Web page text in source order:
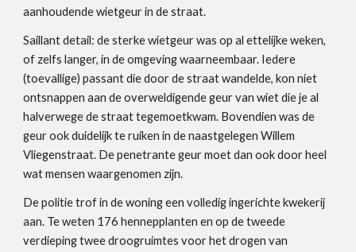
aanhoudendewietgeur in de straat.
Saillant detail: de sterke wietgeur was op al ettelijke weken,
of zelfs langer, in de omgeving waarneembaar. Iedere
(toevallige) passant die door de straat wandelde, kon niet
ontsnappen aan de overweldigende geur van wiet die je al
halverwege de straat tegemoetkwam. Bovendien was de
geur ook duidelijk te ruiken in de naastgelegen Willem
Vliegenstraat. De penetrante geur moet dan ook door heel
wat mensen waargenomen zijn.
De politie trof in de woning een volledig ingerichte kwekerij
aan. Teweten 176 hennepplanten en op de tweede
verdieping twee droogruimtes voor het drogen van